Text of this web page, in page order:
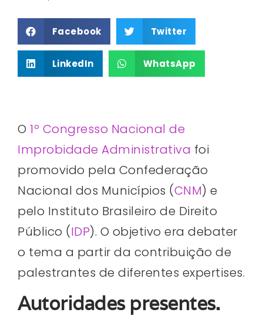
Facebook Twitter
LinkedIn WhatsApp
O 1º Congresso Nacional de
Improbidade Administrativa foi
promovido pela Confederação
Nacional dos Municípios (CNM) e
pelo Instituto Brasileiro de Direito
Público (IDP). O objetivo era debater
o tema a partir da contribuição de
palestrantes de diferentes expertises.
Autoridades presentes.